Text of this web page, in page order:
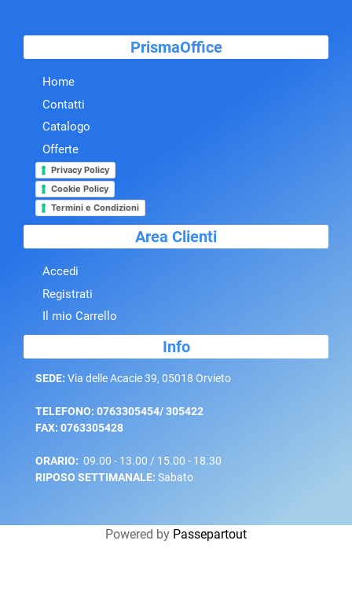
PrismaOffice
Home
Contatti
Catalogo
Offerte
Privacy Policy
Cookie Policy
Termini e Condizioni
Area Clienti
Accedi
Registrati
Il mio Carrello
Info
SEDE: Via delle Acacie 39, 05018 Orvieto
TELEFONO: 0763305454/ 305422
FAX: 0763305428
ORARIO: 09.00 - 13.00 / 15.00 - 18.30
RIPOSO SETTIMANALE: Sabato
Powered by Passepartout